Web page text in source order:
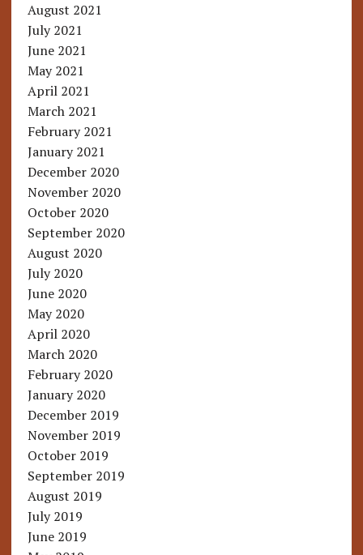
August 2021
July 2021
June 2021
May 2021
April 2021
March 2021
February 2021
January 2021
December 2020
November 2020
October 2020
September 2020
August 2020
July 2020
June 2020
May 2020
April 2020
March 2020
February 2020
January 2020
December 2019
November 2019
October 2019
September 2019
August 2019
July 2019
June 2019